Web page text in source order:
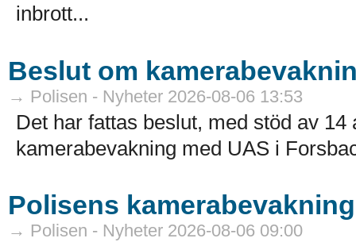
inbrott...
Beslut om
→ Polisen - Nyheter 2026-08-06 13:53
Det har fattas beslut, med stöd av
kamerabevakning med UAS i
Polisens
→ Polisen - Nyheter 2026-08-06 09:00